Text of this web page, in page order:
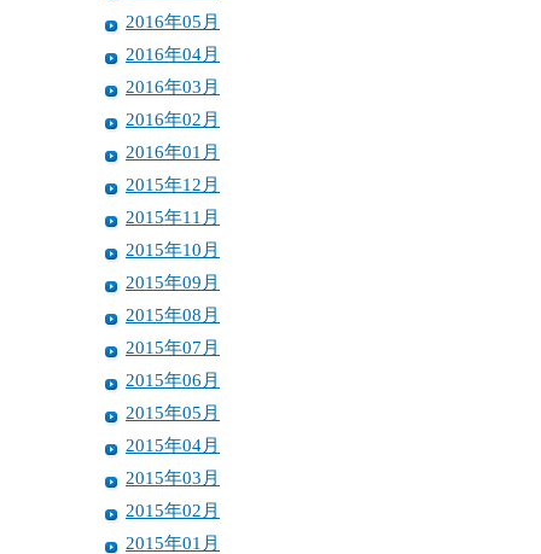
2016年05月
2016年04月
2016年03月
2016年02月
2016年01月
2015年12月
2015年11月
2015年10月
2015年09月
2015年08月
2015年07月
2015年06月
2015年05月
2015年04月
2015年03月
2015年02月
2015年01月